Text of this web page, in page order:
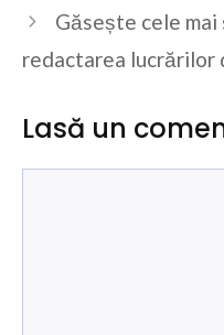
Găsește cele
redactarea lucrărilor
Lasă un